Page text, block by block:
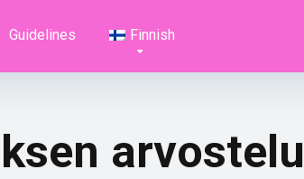
Guidelines Finnish
arvostelu